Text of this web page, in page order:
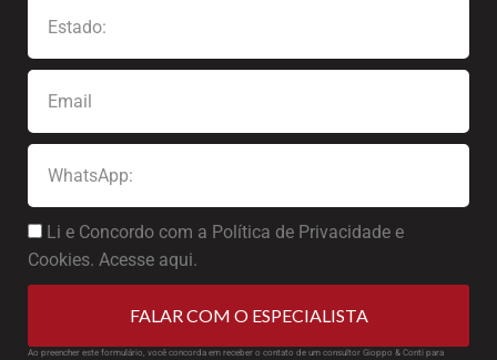
Li e Concordo com a Política de Privacidade e
Cookies. Acesse aqui.
FALAR COM O ESPECIALISTA
Ao preencher este formulário, você concorda em receber o contato de um consultor Gioppo & Conti para